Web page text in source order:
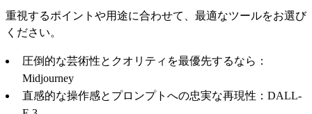
重視するポイントや用途に合わせて、最適なツールをお選び
ください。
圧倒的な芸術性とクオリティを最優先するなら：
Midjourney
直感的な操作感とプロンプトへの忠実な再現性：DALL-